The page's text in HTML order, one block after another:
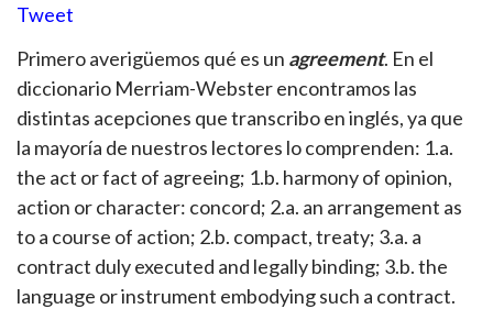
Tweet
Primero averigüemos qué es un agreement. En el
diccionario Merriam-Webster encontramos las
distintas acepciones que transcribo en inglés, ya que
la mayoría de nuestros lectores lo comprenden: 1.a.
the act or fact of agreeing; 1.b. harmony of opinion,
action or character: concord; 2.a. an arrangement as
to a course of action; 2.b. compact, treaty; 3.a. a
contract duly executed and legally binding; 3.b. the
language or instrument embodying such a contract.